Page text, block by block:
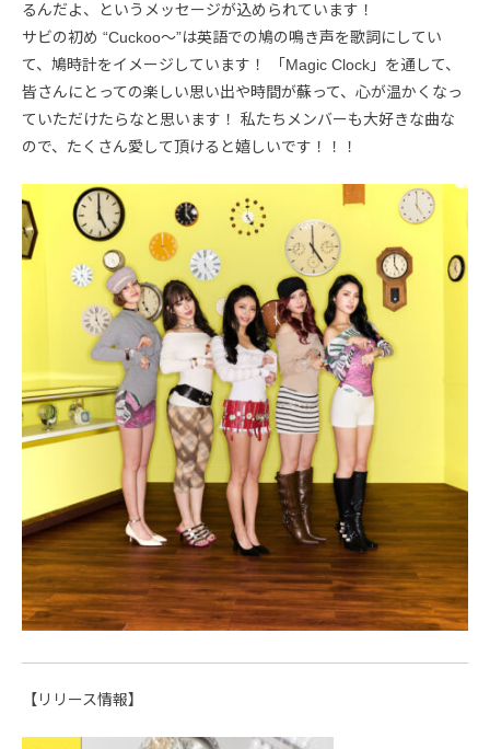
るんだよ、というメッセージが込められています！
サビの初め “Cuckoo〜”は英語での鳩の鳴き声を歌詞にしてい
て、鳩時計をイメージしています！ 「Magic Clock」を通して、
皆さんにとっての楽しい思い出や時間が蘇って、心が温かくなっ
ていただけたらなと思います！ 私たちメンバーも大好きな曲な
ので、たくさん愛して頂けると嬉しいです！！！
【リリース情報】